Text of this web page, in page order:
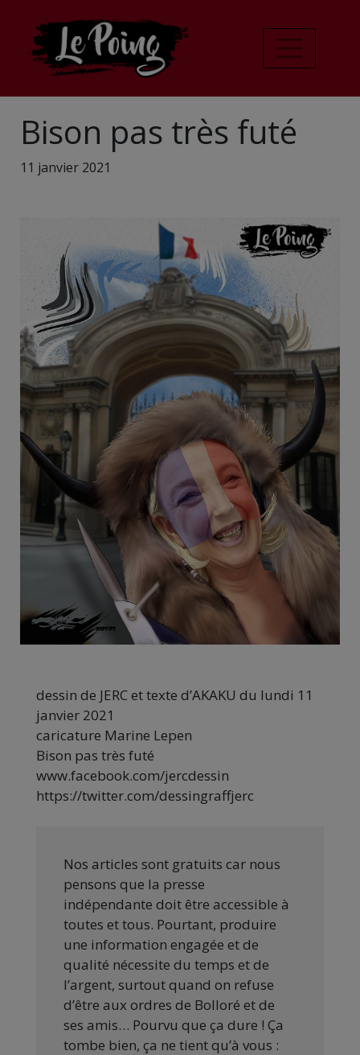
Bison pas très futé
11 janvier 2021
dessin de JERC et texte d’AKAKU du lundi 11
janvier 2021
caricature Marine Lepen
Bison pas très futé
www.facebook.com/jercdessin
https://twitter.com/dessingraffjerc
Nos articles sont gratuits car nous
pensons que la presse
indépendante doit être accessible à
toutes et tous. Pourtant, produire
une information engagée et de
qualité nécessite du temps et de
l’argent, surtout quand on refuse
d’être aux ordres de Bolloré et de
ses amis… Pourvu que ça dure ! Ça
tombe bien, ça ne tient qu’à vous :